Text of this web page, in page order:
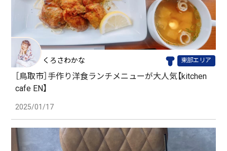
くろさわかな 東部エリア
［鳥取市］手作り洋食ランチメニューが大人気【kitchen
cafe EN】
2025/01/17